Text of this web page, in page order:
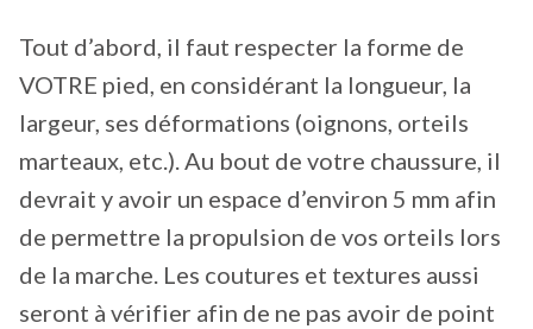
Tout d’abord, il faut respecter la forme de
VOTRE pied, en considérant la longueur, la
largeur, ses déformations (oignons, orteils
marteaux, etc.). Au bout de votre chaussure, il
devrait y avoir un espace d’environ 5 mm afin
de permettre la propulsion de vos orteils lors
de la marche. Les coutures et textures aussi
seront à vérifier afin de ne pas avoir de point